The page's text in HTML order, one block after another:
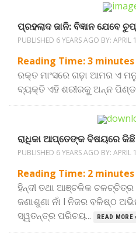
ପ୍ରହଲାଦ ଜାନି: ବିଜ୍ଞାନ ଯେବେ
PUBLISHED 6 YEARS AGO BY: APRIL
Reading Time:3 minutes
ରକ୍ତ ମାଂସରେ ଗଢ଼ା ଆମର ଏ
ବ୍ୟକ୍ତି ଏହି ଶରୀରକୁ ଅନ୍ନ
ରାଧିକା ଆପ୍ତେଙ୍କ ବିଷୟରେ କିଛି
PUBLISHED 6 YEARS AGO BY: APRIL
Reading Time: 2 minutes
ହିନ୍ଦୀ ତଥା ଆଞ୍ଚଳିକ
ଜଣାଶୁଣା ନାଁ l ନିଜର ବଳିଷ୍ଠ
ସ୍ୱତନ୍ତ୍ର ପରିଚୟ...
READ MORE